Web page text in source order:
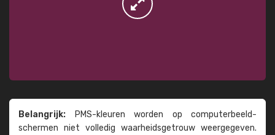
Belangrijk: PMS-kleuren worden op computer­beeld­
schermen niet volledig waarheids­­getrouw weer­gegeven.